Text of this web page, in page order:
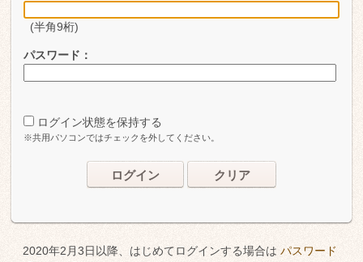
(半角9桁)
パスワード：
ログイン状態を保持する
※共用パソコンではチェックを外してください。
ログイン クリア
2020年2月3日以降、はじめてログインする場合は パスワード